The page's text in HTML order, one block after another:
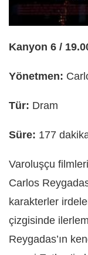
Kanyon 6 /
Yönetmen:
Tür: Dram
Süre: 177
Varoluşçu
Carlos
karakterler
çizgisinde
Reygadas’ın